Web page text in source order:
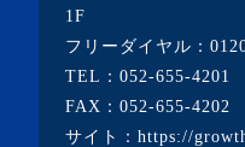
・2020年10月(3記事)
・2020年9月(8記事)
・2020年8月(5記事)
1F
フリーダイヤル：
TEL： 052-655-4201
FAX：052-655-4202
サイト： https://